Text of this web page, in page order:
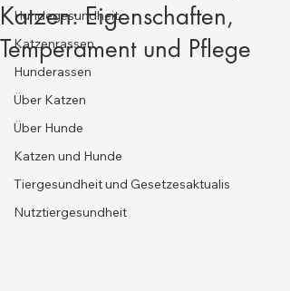
Hundegesundheit
Katzenrassen
Hunderassen
Über Katzen
Über Hunde
Katzen und Hunde
Tiergesundheit und Gesetzesaktualis
Nutztiergesundheit
Katzen: Eigenschaften,
Temperament und Pflege